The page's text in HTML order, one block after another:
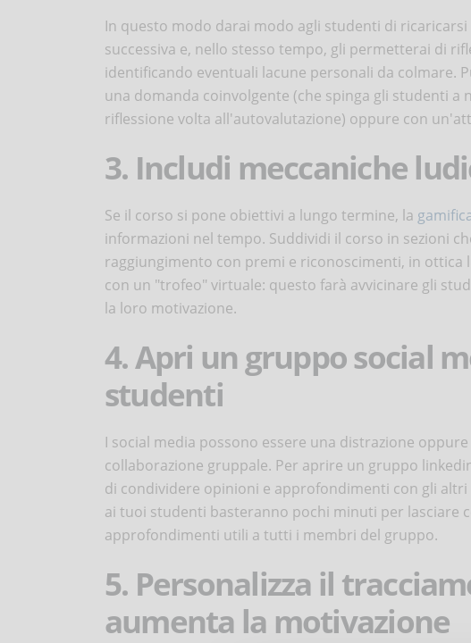
In questo modo darai modo agli studenti di
successiva e, nello stesso tempo, gli permetterai di
identificando eventuali lacune personali da colmare.
una domanda coinvolgente (che spinga gli studenti
riflessione volta all'autovalutazione) oppure con
3. Includi meccaniche
Se il corso si pone obiettivi a lungo termine, la
informazioni nel tempo. Suddividi il corso in sezioni
raggiungimento con premi e riconoscimenti, in
con un "trofeo" virtuale: questo farà avvicinare gli
la loro motivazione.
4. Apri un gruppo social
studenti
I social media possono essere una distrazione
collaborazione gruppale. Per aprire un gruppo
di condividere opinioni e approfondimenti con gli
ai tuoi studenti basteranno pochi minuti per lasciare
approfondimenti utili a tutti i membri del gruppo.
5. Personalizza il
aumenta la motivazione